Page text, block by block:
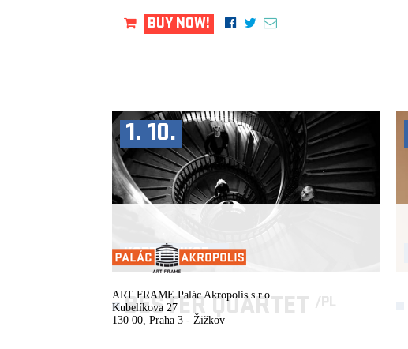
BUY NOW!
1. 10.
KOPRODUKCE ►
BESTER QUARTET /PL
ART FRAME Palác Akropolis s.r.o.
Kubelíkova 27
130 00, Praha 3 - Žižkov